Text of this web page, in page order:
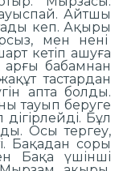
Айтшы
кеп. Ақыры
мен нені
кетіп ашуға
арғы бабамнан
тастардан
апта болды.
тауып беруге
Бұл
Осы тергеу,
Бақадан соры
Бақа үшінші